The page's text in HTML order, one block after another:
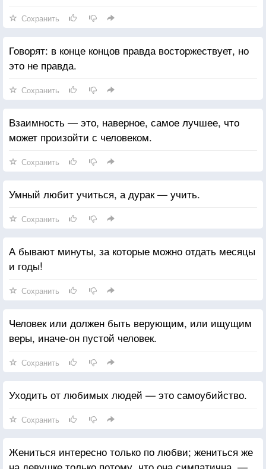
Сохранить
Говорят: в конце концов правда восторжествует, но
это не правда.
Сохранить
Взаимность — это, наверное, самое лучшее, что
может произойти с человеком.
Сохранить
Умный любит учиться, а дурак — учить.
Сохранить
А бывают минуты, за которые можно отдать месяцы
и годы!
Сохранить
Человек или должен быть верующим, или ищущим
веры, иначе-он пустой человек.
Сохранить
Уходить от любимых людей — это самоубийство.
Сохранить
Жениться интересно только по любви; жениться же